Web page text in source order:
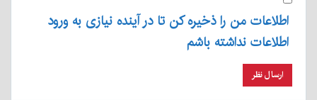
اطلاعات من را ذخیره کن تا در آینده نیازی به ورود
اطلاعات نداشته باشم